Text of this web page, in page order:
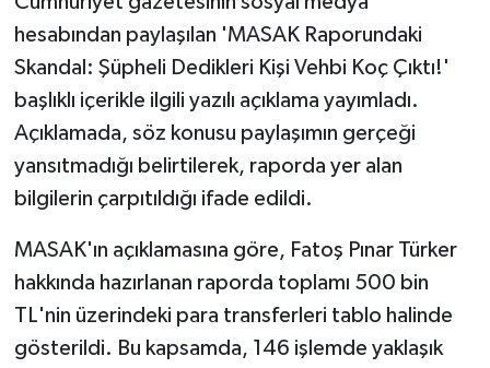
hesabından paylaşılan 'MASAK Raporundaki
Skandal: Şüpheli Dedikleri Kişi Vehbi Koç Çıktı!'
başlıklı içerikle ilgili yazılı açıklama yayımladı.
Açıklamada, söz konusu paylaşımın gerçeği
yansıtmadığı belirtilerek, raporda yer alan
bilgilerin çarpıtıldığı ifade edildi.
MASAK'ın açıklamasına göre, Fatoş Pınar Türker
hakkında hazırlanan raporda toplamı 500 bin
TL'nin üzerindeki para transferleri tablo halinde
gösterildi. Bu kapsamda, 146 işlemde yaklaşık